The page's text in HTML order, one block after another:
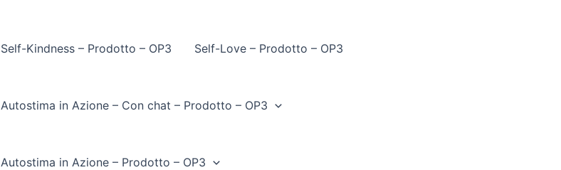
Self-Kindness – Prodotto – OP3 Self-Love – Prodotto – OP3
Autostima in Azione – Con chat – Prodotto – OP3
Autostima in Azione – Prodotto – OP3